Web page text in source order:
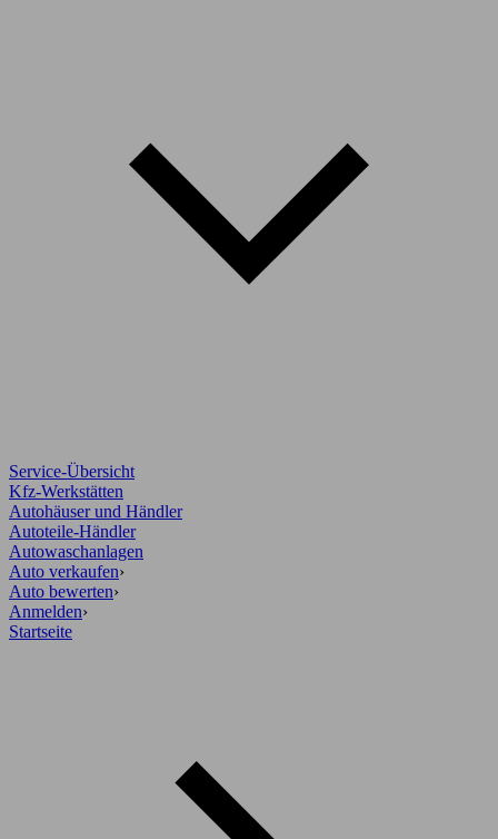
Service-Übersicht
Kfz-Werkstätten
Autohäuser und Händler
Autoteile-Händler
Autowaschanlagen
Auto verkaufen›
Auto bewerten›
Anmelden›
Startseite